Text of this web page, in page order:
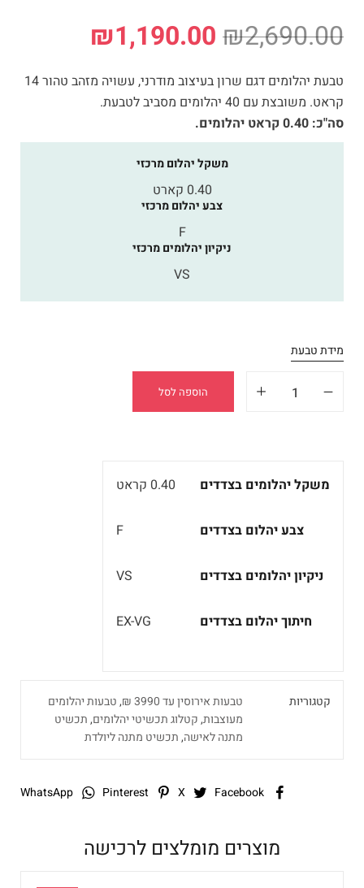
₪2,690.00
₪1,190.00
טבעת יהלומים דגם שרון בעיצוב מודרני, עשויה מזהב טהור 14
קראט. משובצת עם 40 יהלומים מסביב לטבעת.
סה"כ: 0.40 קראט יהלומים.
משקל יהלום מרכזי
0.40 קארט
צבע יהלום מרכזי
F
ניקיון יהלומים מרכזי
VS
מידת טבעת
הוספה לסל
משקל יהלומים בצדדים 0.40 קראט
צבע יהלום בצדדים F
ניקיון יהלומים בצדדים VS
חיתוך יהלום בצדדים EX-VG
קטגוריות טבעות אירוסין עד 3990 ₪ ,טבעות יהלומים
מעוצבות,קטלוג תכשיטי יהלומים,תכשיט
מתנה לאישה,תכשיט מתנה ליולדת
Facebook
X
Pinterest
WhatsApp
מוצרים מומלצים לרכישה